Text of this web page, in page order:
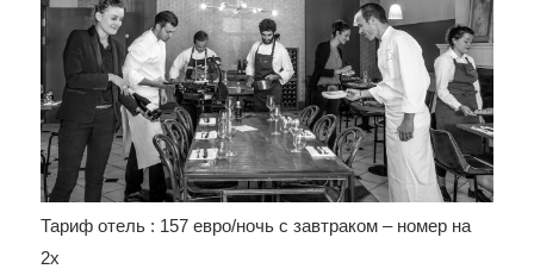
Тариф отель : 157 евро/ночь с завтраком – номер на
2х